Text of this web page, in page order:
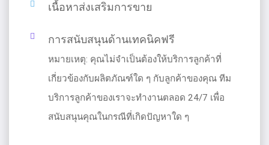
เนื้อหาส่งเสริมการขาย
การสนับสนุนด้านเทคนิคฟรี
หมายเหตุ: คุณไม่จําเป็นต้องให้บริการลูกค้าที่
เกี่ยวข้องกับผลิตภัณฑ์ใด ๆ กับลูกค้าของคุณ ทีม
บริการลูกค้าของเราจะทํางานตลอด 24/7 เพื่อ
สนับสนุนคุณในกรณีที่เกิดปัญหาใด ๆ